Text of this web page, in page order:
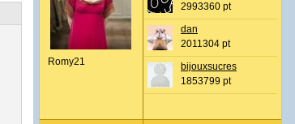
Romy21
2993360 pt
dan
2011304 pt
bijouxsucres
1853799 pt